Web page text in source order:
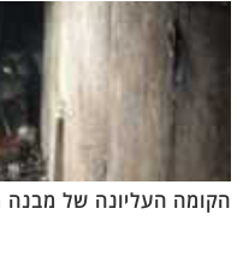
הקומה העליונה של מבנה